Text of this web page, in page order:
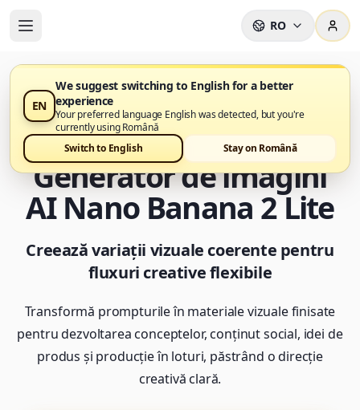
RO
EN
We suggest switching to English for a better
experience
Your preferred language English was detected, but you're
currently using Română
Switch to English
Stay on Română
Nano Banana 2 Lite este acum disponibil în Nano
Banana Pro
Generator de imagini
AI Nano Banana 2 Lite
Creează variații vizuale coerente pentru
fluxuri creative flexibile
Transformă prompturile în materiale vizuale finisate
pentru dezvoltarea conceptelor, conținut social, idei de
produs și producție în loturi, păstrând o direcție
creativă clară.